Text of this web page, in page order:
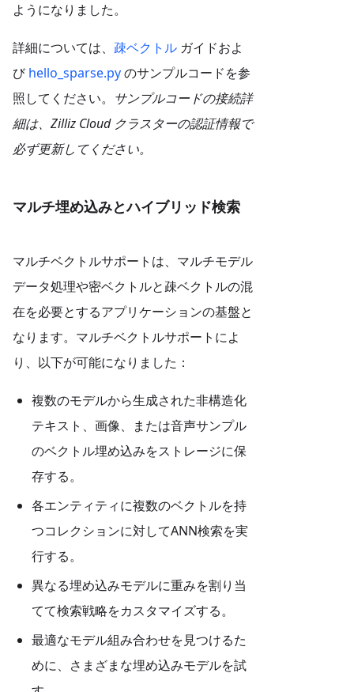
ようになりました。
詳細については、 疎ベクトル ガイドおよ
びhello_sparse.pyのサンプルコードを参
照してください。 サンプルコードの接続詳
細は、Zilliz Cloud クラスターの認証情報で
必ず更新してください。
マルチ埋め込みとハイブリッド検索
マルチベクトルサポートは、マルチモデル
データ処理や密ベクトルと疎ベクトルの混
在を必要とするアプリケーションの基盤と
なります。マルチベクトルサポートによ
り、以下が可能になりました：
複数のモデルから生成された非構造化
テキスト、画像、または音声サンプル
のベクトル埋め込みをストレージに保
存する。
各エンティティに複数のベクトルを持
つコレクションに対してANN検索を実
行する。
異なる埋め込みモデルに重みを割り当
てて検索戦略をカスタマイズする。
最適なモデル組み合わせを見つけるた
めに、さまざまな埋め込みモデルを試